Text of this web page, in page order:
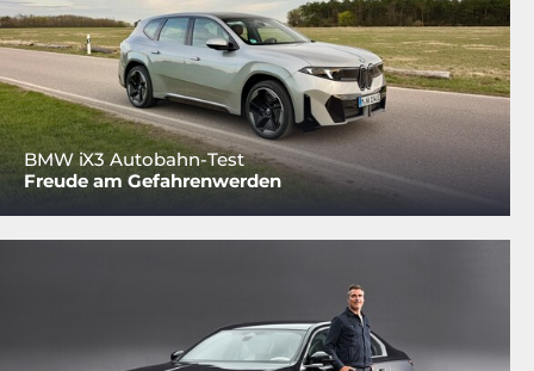
BMW iX3 Autobahn-Test
Freude am Gefahrenwerden